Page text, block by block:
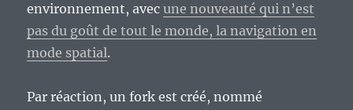
environnement, avecune nouveauté qui n’est
pas du goût de tout le monde, la navigation en
mode spatial.
Par réaction, un fork est créé, nommé